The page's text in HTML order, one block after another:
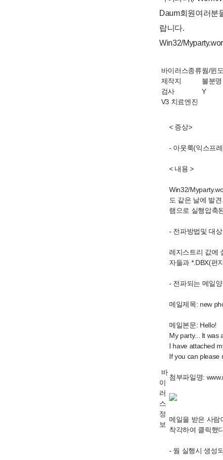
Daum회원여러분
랍니다.
Win32/
바이러스종류웜/윈
제작지
불분명
검사
Y
V3 치료엔진
바
이
러
스
정
보
< 증상>
- 아웃룩(익스프
< 내용 >
Win32/
도 같은 날에 발
램으로 실행압축
- 전파방법및 대상
레지스트리 값에
자들과 *.DBX(편
- 전파되는 메일
메일제목: new
메일본문: Hello!
My party... It was
I have attached
If you can please
첨부파일명:
메일을 받은 사람
착각하여 클릭했
- 웜 실행시 생성